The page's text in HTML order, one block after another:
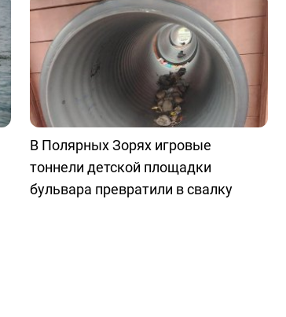
В Полярных Зорях игровые
тоннели детской площадки
бульвара превратили в свалку